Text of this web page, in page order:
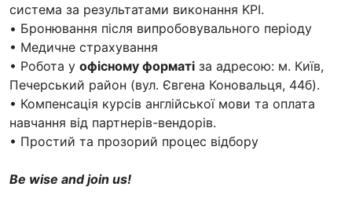
система за результатами виконання KPI.
• Бронювання після випробовувального періоду
• Медичне страхування
• Робота у офісному форматі за адресою: м. Київ,
Печерський район (вул. Євгена Коновальця, 44б).
• Компенсація курсів англійської мови та оплата
навчання від партнерів-вендорів.
• Простий та прозорий процес відбору
Be wise and join us!